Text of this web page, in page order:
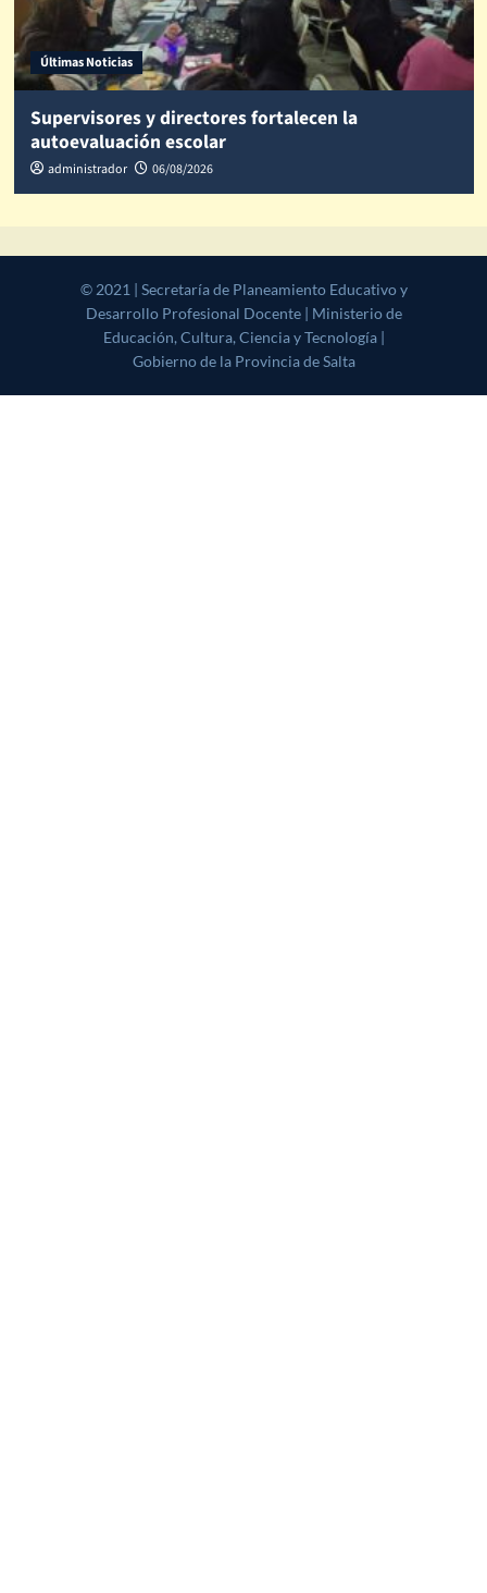
Últimas Noticias
Supervisores y directores fortalecen la
autoevaluación escolar
administrador 06/08/2026
© 2021 | Secretaría de Planeamiento Educativo y Desarrollo
Profesional Docente | Ministerio de Educación, Cultura, Ciencia y
Tecnología | Gobierno de la Provincia de Salta|CoverNews
themes.